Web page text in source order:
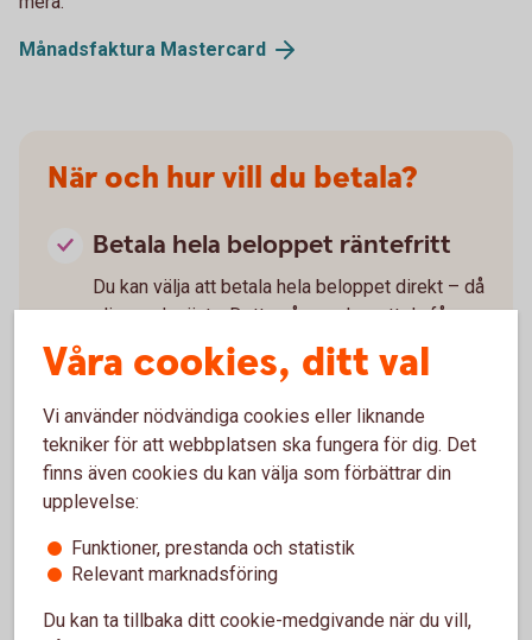
Månadsfaktura Mastercard
När och hur vill du betala?
Betala hela beloppet räntefritt
Du kan välja att betala hela beloppet direkt – då
slipper du ränta. Detta på grund av att du får
upp till 55 dagars räntefri kredit, beroende på
när i månaden du använt kortet.
Dela upp beloppet och betala i
omgångar, med ränta
Om du väljer att delbetala krediten tillkommer
ränta på det som belopp som finns kvar efter
du betalat. Minst 3 % av skulden betalas varje
månad, lägst 150 kr. Din kreditkostnad blir
betalar allt på en gång. Om du missar eller blir
Våra cookies, ditt val
Vi använder nödvändiga cookies eller liknande
tekniker för att webbplatsen ska fungera för dig. Det
finns även cookies du kan välja som förbättrar din
upplevelse:
Funktioner, prestanda och statistik
Relevant marknadsföring
Du kan ta tillbaka ditt cookie-medgivande när du vill,